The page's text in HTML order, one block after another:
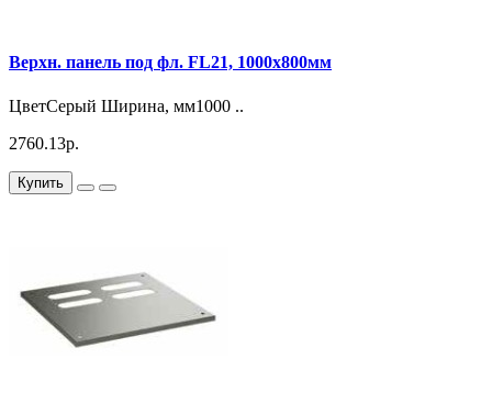
Верхн. панель под фл. FL21, 1000x800мм
ЦветСерый Ширина, мм1000 ..
2760.13р.
Купить